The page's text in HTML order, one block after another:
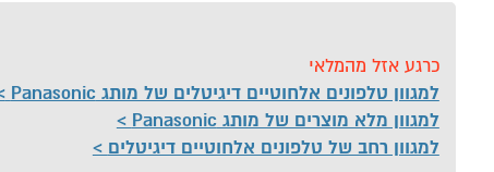
כרגע אזל מהמלאי
למגוון טלפונים אלחוטיים דיגיטלים של מותג Panasonic
למגוון מלא מוצרים של מותג Panasonic
למגוון רחב של טלפונים אלחוטיים דיגיטלים